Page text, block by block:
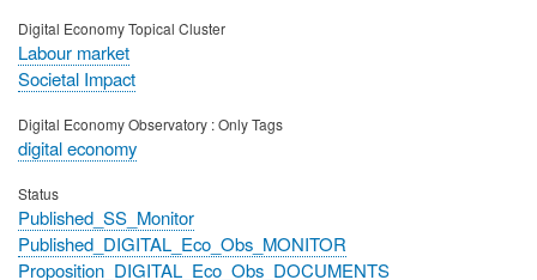
Digital Economy Topical Cluster
Labour market
Societal Impact
Digital Economy Observatory : Only Tags
digital economy
Status
Published_SS_Monitor
Published_DIGITAL_Eco_Obs_MONITOR
Proposition_DIGITAL_Eco_Obs_DOCUMENTS